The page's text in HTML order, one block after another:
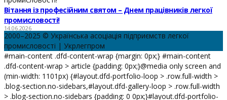
Вітання із професійним святом – Днем працівників легкої
промисловості!
14.06.2026
2000–2025 © Українська асоціація підприємств легкої
промисловості | Укрлегпром
#main-content .dfd-content-wrap {margin: 0px;} #main-content
.dfd-content-wrap > article {padding: 0px;}@media only screen and
(min-width: 1101px) {#layout.dfd-portfolio-loop > .row.full-width >
.blog-section.no-sidebars,#layout.dfd-gallery-loop > .row.full-width
> .blog-section.no-sidebars {padding: 0 0px;}#layout.dfd-portfolio-